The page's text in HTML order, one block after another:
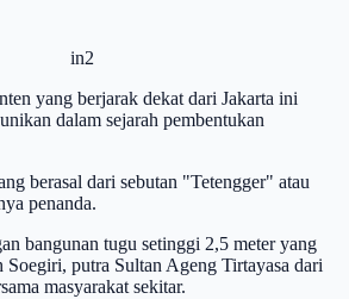
in2
yang berjarak dekat dari Jakarta ini
dalam sejarah pembentukan
berasal dari sebutan "Tetengger" atau
penanda.
bangunan tugu setinggi 2,5 meter yang
Soegiri, putra Sultan Ageng Tirtayasa dari
masyarakat sekitar.